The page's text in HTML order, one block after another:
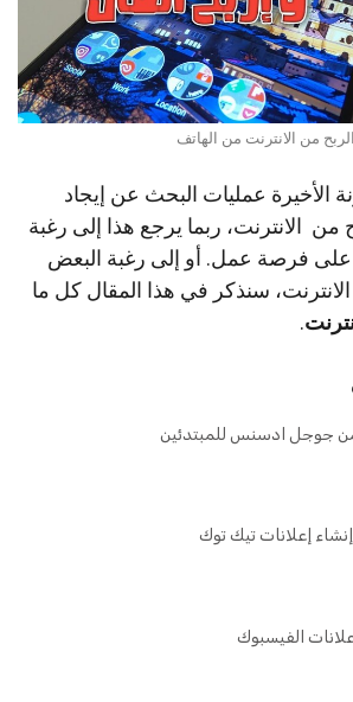
الربح من الانترنت من الهاتف
الأخيرة عمليات البحث عن إيجاد
الانترنت، ربما يرجع هذا إلى رغبة
على فرصة عمل. أو إلى رغبة البعض
سنذكر في هذا المقال كل ما
.
من جوجل ادسنس للمبتدئين
إعلانات تيك توك
الفيسبوك